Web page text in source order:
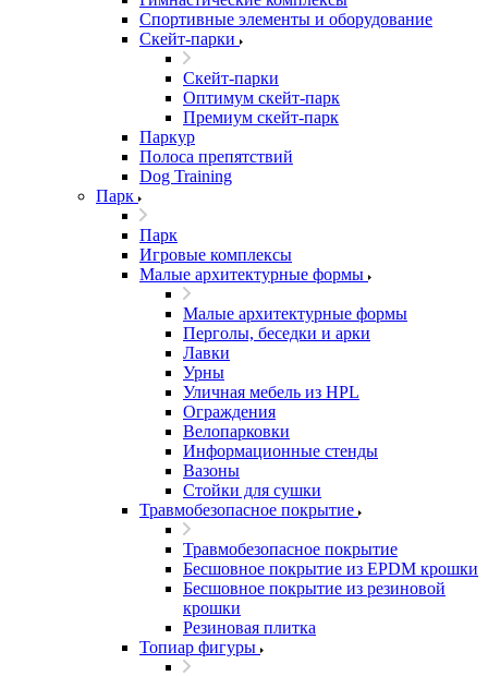
Спортивные элементы и оборудование
Скейт-парки
Скейт-парки
Оптимум скейт-парк
Премиум скейт-парк
Паркур
Полоса препятствий
Dog Training
Парк
Парк
Игровые комплексы
Малые архитектурные формы
Малые архитектурные формы
Перголы, беседки и арки
Лавки
Урны
Уличная мебель из HPL
Ограждения
Велопарковки
Информационные стенды
Вазоны
Стойки для сушки
Травмобезопасное покрытие
Травмобезопасное покрытие
Бесшовное покрытие из EPDM крошки
Бесшовное покрытие из резиновой
крошки
Резиновая плитка
Топиар фигуры